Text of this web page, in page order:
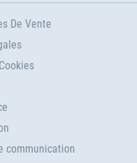
De Vente
communication